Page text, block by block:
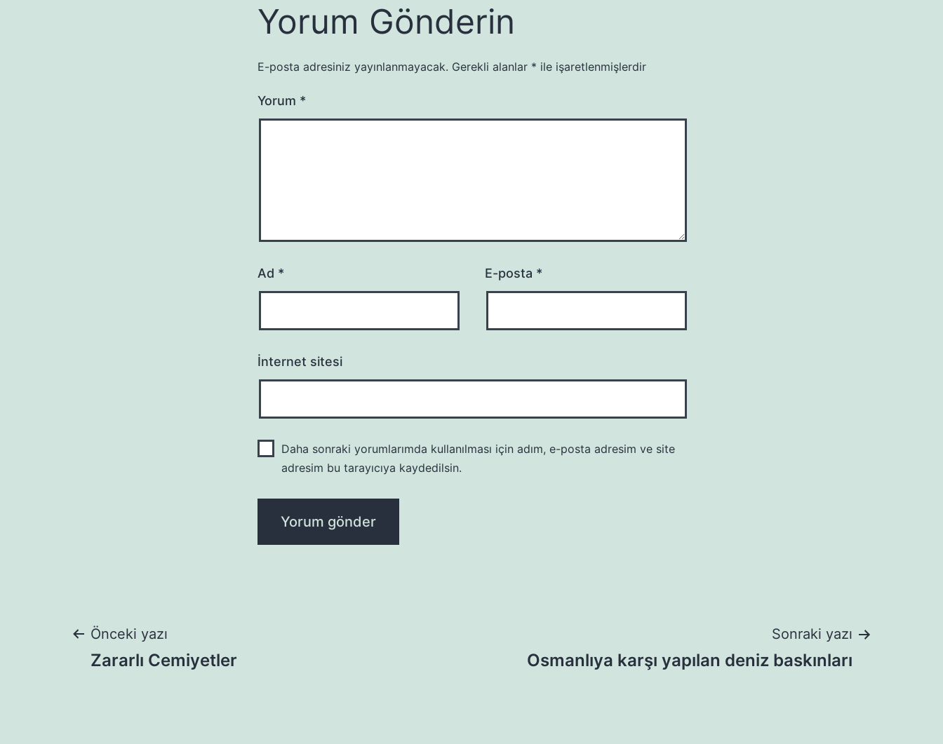
Yorum Gönderin
E-posta adresiniz yayınlanmayacak. Gerekli alanlar * ile işaretlenmişlerdir
Yorum *
Ad * E-posta *
İnternet sitesi
Daha sonraki yorumlarımda kullanılması için adım, e-posta adresim ve site
adresim bu tarayıcıya kaydedilsin.
Yazı
Önceki yazı
Zararlı Cemiyetler
Sonraki yazı
Osmanlıya karşı yapılan deniz baskınları